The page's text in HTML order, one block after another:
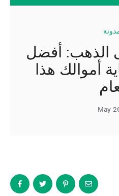
الذهب: أفضل
أموالك هذا
May